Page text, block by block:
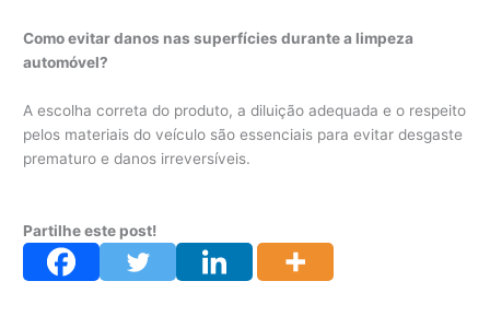
Como evitar danos nas superfícies durante a limpeza
automóvel?
A escolha correta do produto, a diluição adequada e o respeito
pelos materiais do veículo são essenciais para evitar desgaste
prematuro e danos irreversíveis.
Partilhe este post!